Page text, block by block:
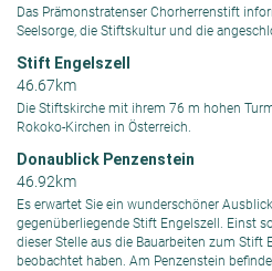
Das Prämonstratenser Chorherrenstift
Seelsorge, die Stiftskultur und die
Stift Engelszell
46.67km
Die Stiftskirche mit ihrem 76 m hohen
Rokoko-Kirchen in Österreich.
Donaublick Penzenstein
46.92km
Es erwartet Sie ein wunderschöner
gegenüberliegende Stift Engelszell. Einst
dieser Stelle aus die Bauarbeiten zum Stift
beobachtet haben. Am Penzenstein